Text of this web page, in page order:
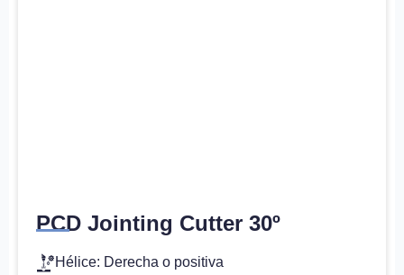
PCD Jointing Cutter 30º
Hélice: Derecha o positiva